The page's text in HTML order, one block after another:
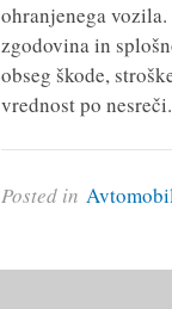
ohranjenega
zgodovina in
obseg škode,
vrednost po
Posted in